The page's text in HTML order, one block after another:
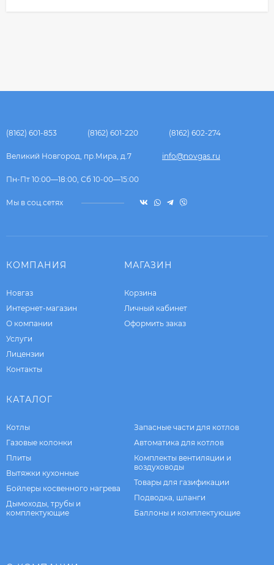
(8162) 601-853 (8162) 601-220 (8162) 602-274
Великий Новгород, пр.Мира, д.7 info@novgas.ru
Пн-Пт 10:00—18:00, Сб 10-00—15:00
Мы в соц.сетях
КОМПАНИЯ
Новгаз
Интернет-магазин
О компании
Услуги
Лицензии
Контакты
МАГАЗИН
Корзина
Личный кабинет
Оформить заказ
КАТАЛОГ
Котлы
Газовые колонки
Плиты
Вытяжки кухонные
Бойлеры косвенного нагрева
Дымоходы, трубы и
комплектующие
Запасные части для котлов
Автоматика для котлов
Комплекты вентиляции и
воздуховоды
Товары для газификации
Подводка, шланги
Баллоны и комплектующие